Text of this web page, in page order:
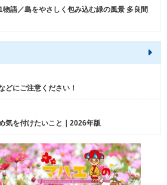
物語／島をやさしく包み込む緑の風景 多良間
どにご注意ください！
気を付けたいこと｜2026年版